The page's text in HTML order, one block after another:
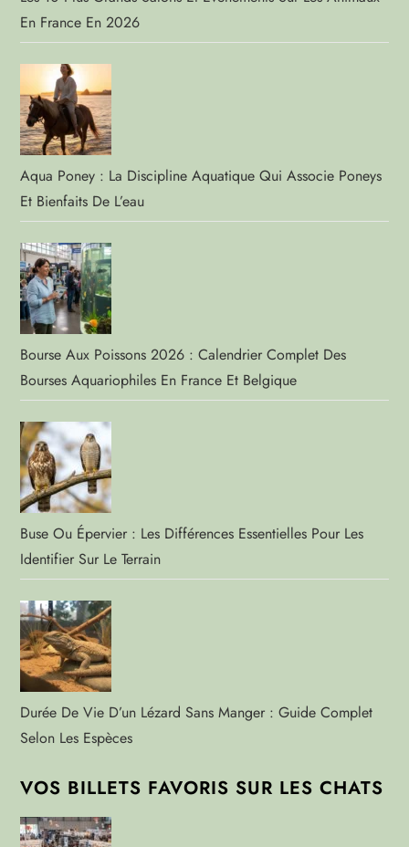
En France En 2026
Aqua Poney : La Discipline Aquatique Qui Associe Poneys
Et Bienfaits De L’eau
Bourse Aux Poissons 2026 : Calendrier Complet Des
Bourses Aquariophiles En France Et Belgique
Buse Ou Épervier : Les Différences Essentielles Pour Les
Identifier Sur Le Terrain
Durée De Vie D’un Lézard Sans Manger : Guide Complet
Selon Les Espèces
VOS BILLETS FAVORIS SUR LES CHATS